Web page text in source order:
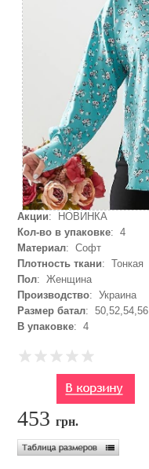
Акции: НОВИНКА
Кол-во в упаковке: 4
Материал: Софт
Плотность ткани: Тонкая
Пол: Женщина
Производство: Украина
Размер батал: 50,52,54,56
В упаковке: 4
453грн.